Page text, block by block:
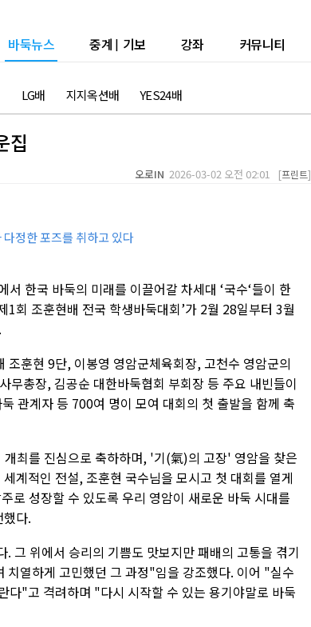
바둑뉴스 중계 | 기보 강좌 커뮤니티
LG배 지지옥션배 YES24배
집
오로IN 2026-03-02 오전 02:01 [프린트]
정한 포즈를 취하고 있다
한국 바둑의 미래를 이끌어갈 차세대 ‘국수‘들이 한
회 조훈현배 전국 학생바둑대회’가 2월 28일부터 3월
훈현 9단, 이봉영 영암군체육회장, 고천수 영암군의
무총장, 김공순 대한바둑협회 부회장 등 주요 내빈들이
관계자 등 700여 명이 모여 대회의 첫 출발을 함께 축
최를 진심으로 축하하며, '기(氣)의 고장' 영암을 찾은
계적인 전설, 조훈현 국수님을 모시고 첫 대회를 열게
로 성장할 수 있도록 우리 영암이 새로운 바둑 시대를
다.
그 위에서 승리의 기쁨도 맛보지만 패배의 고통을 겪기
열하게 고민했던 그 과정"임을 강조했다. 이어 "실수
다"고 격려하며 "다시 시작할 수 있는 용기야말로 바둑